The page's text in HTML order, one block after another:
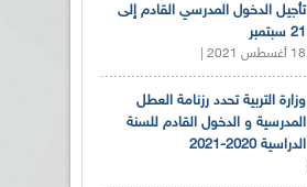
تأجيل الدخول المدرسي القادم إلى
21 سبتمبر
18 أغسطس 2021 |
وزارة التربية تحدد رزنامة العطل
المدرسية و الدخول القادم للسنة
الدراسية 2020-2021